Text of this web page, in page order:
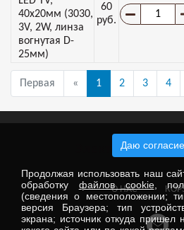
40х20мм (3030,
3V, 2W, линза
вогнутая D-
25мм)
60
руб.
Первая « 1 2 3 4
Электронные
О НАС
Даю
Продолжая использовать наш
обработку файлов cookie,
(сведения о местоположении;
версия Браузера; тип
экрана; источник откуда пришел